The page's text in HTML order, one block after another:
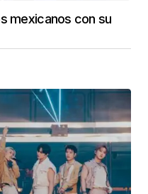
mexicanos con su